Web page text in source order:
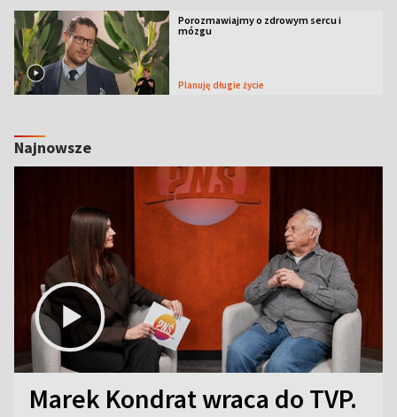
Porozmawiajmy o zdrowym sercu i
mózgu
Planuję długie życie
Najnowsze
Marek Kondrat wraca do TVP.